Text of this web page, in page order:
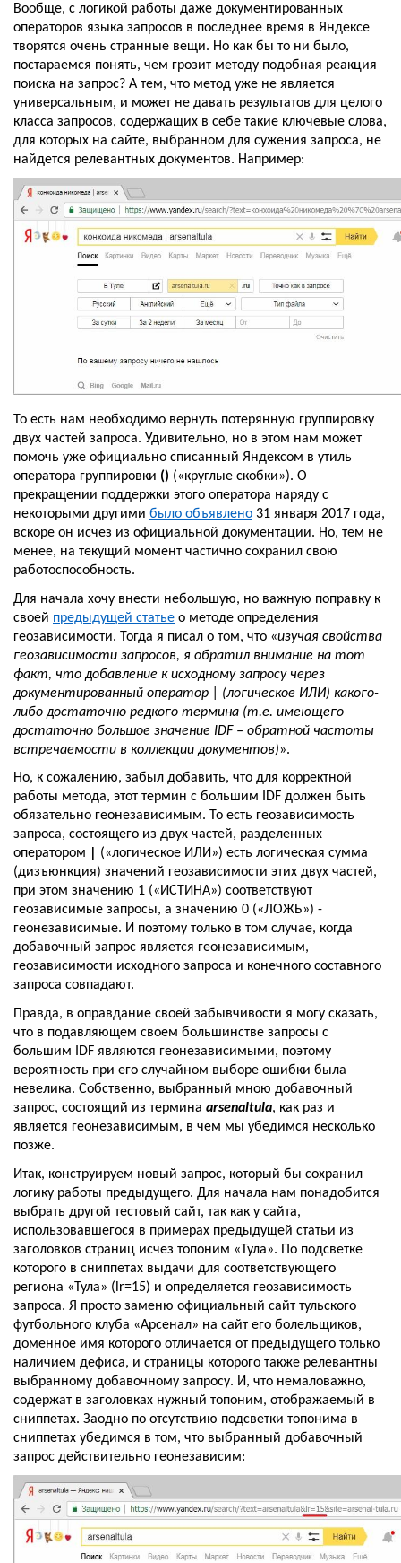
Вообще, с логикой работы даже документированных
операторов языка запросов в последнее время в Яндексе
творятся очень странные вещи. Но как бы то ни было,
постараемся понять, чем грозит методу подобная реакция
поиска на запрос? А тем, что метод уже не является
универсальным, и может не давать результатов для целого
класса запросов, содержащих в себе такие ключевые слова,
для которых на сайте, выбранном для сужения запроса, не
найдется релевантных документов. Например:
То есть нам необходимо вернуть потерянную группировку
двух частей запроса. Удивительно, но в этом нам может
помочь уже официально списанный Яндексом в утиль
оператора группировки () («круглые скобки»). О
прекращении поддержки этого оператора наряду с
некоторыми другими было объявлено 31 января 2017 года,
вскоре он исчез из официальной документации. Но, тем не
менее, на текущий момент частично сохранил свою
работоспособность.
Для начала хочу внести небольшую, но важную поправку к
своей предыдущей статье о методе определения
геозависимости. Тогда я писал о том, что «изучая свойства
геозависимости запросов, я обратил внимание на тот
факт, что добавление к исходному запросу через
документированный оператор | (логическое ИЛИ) какого-
либо достаточно редкого термина (т.е. имеющего
достаточно большое значение IDF – обратной частоты
встречаемости в коллекции документов)».
Но, к сожалению, забыл добавить, что для корректной
работы метода, этот термин с большим IDF должен быть
обязательно геонезависимым. То есть геозависимость
запроса, состоящего из двух частей, разделенных
оператором
(«логическое ИЛИ») есть логическая сумма
(дизъюнкция) значений геозависимости этих двух частей,
при этом значению 1 («ИСТИНА») соответствуют
геозависимые запросы, а значению 0 («ЛОЖЬ») -
геонезависимые. И поэтому только в том случае, когда
добавочный запрос является геонезависимым,
геозависимости исходного запроса и конечного составного
запроса совпадают.
Правда, в оправдание своей забывчивости я могу сказать,
что в подавляющем своем большинстве запросы с
большим IDF являются геонезависимыми, поэтому
вероятность при его случайном выборе ошибки была
невелика. Собственно, выбранный мною добавочный
запрос, состоящий из термина arsenaltula, как раз и
является геонезависимым, в чем мы убедимся несколько
позже.
Итак, конструируем новый запрос, который бы сохранил
логику работы предыдущего. Для начала нам понадобится
выбрать другой тестовый сайт, так как у сайта,
использовавшегося в примерах предыдущей статьи из
заголовков страниц исчез топоним «Тула». По подсветке
которого в сниппетах выдачи для соответствующего
региона «Тула» (lr=15) и определяется геозависимость
запроса. Я просто заменю официальный сайт тульского
футбольного клуба «Арсенал» на сайт его болельщиков,
доменное имя которого отличается от предыдущего только
наличием дефиса, и страницы которого также релевантны
выбранному добавочному запросу. И, что немаловажно,
содержат в заголовках нужный топоним, отображаемый в
сниппетах. Заодно по отсутствию подсветки топонима в
сниппетах убедимся в том, что выбранный добавочный
запрос действительно геонезависим: